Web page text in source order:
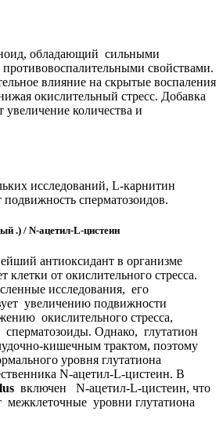
обладающий сильными
свойствами.
влияние на скрытые воспаления
окислительный стресс. Добавка
увеличение количества и
исследований, L-карнитин
сперматозоидов.
.) / N-ацетил-L-цистеин
антиоксидант в организме
от окислительного стресса.
исследования, его
увеличению подвижности
окислительного стресса,
Однако, глутатион
кишечным трактом, поэтому
уровня глутатиона
N-ацетил-L-цистеин. В
включен N-ацетил-L-цистеин, что
межклеточные уровни глутатиона